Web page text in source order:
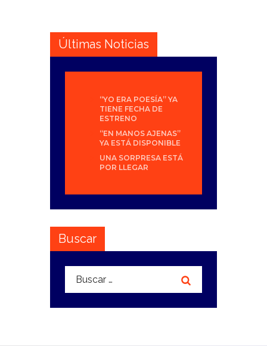
Últimas Noticias
“YO ERA POESÍA” YA
TIENE FECHA DE
ESTRENO
“EN MANOS AJENAS”
YA ESTÁ DISPONIBLE
UNA SORPRESA ESTÁ
POR LLEGAR
Buscar
Buscar: